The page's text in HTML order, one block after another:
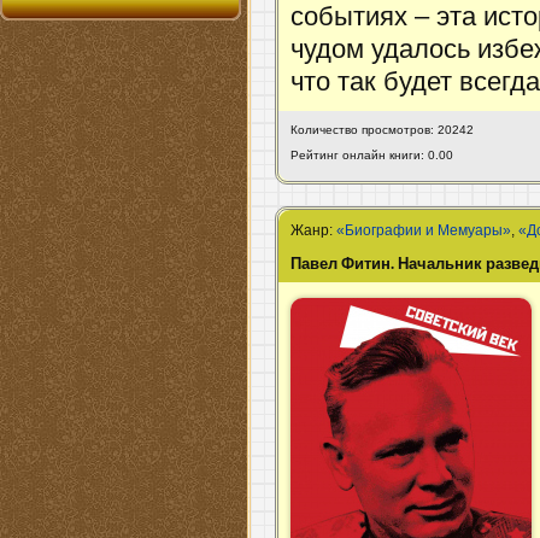
событиях – эта
чудом удалось
что так будет
Количество просмотров: 20242
Рейтинг онлайн книги: 0.00
Жанр:«Биографии и Мемуары»,
Павел Фитин. Начальник